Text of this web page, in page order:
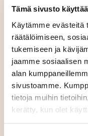
Tämä sivusto
Käytämme evästeitä
räätälöimiseen,
tukemiseen ja
jaamme sosiaalisen
alan
sivustoamme.
tietoja muihin
kerätty, kun olet
Me Ruukissa
mainokseen.
olemme
tarkoitetun edun!
Onko
golfareita, joilla ei
siihen löytyy
Verkkokauppa on